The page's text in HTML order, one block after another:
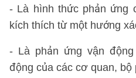
- Là hình thức phản ứng
kích thích từ một hướng
- Là phản ứng vận
động của các cơ quan,